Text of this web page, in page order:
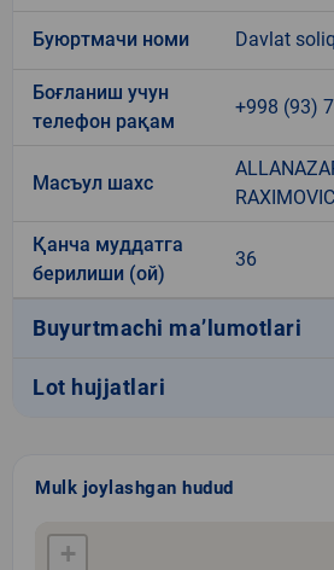
Буюртмачи номи Davlat
Боғланиш учун
телефон рақам
+998 (93)
Масъул шахс
Қанча муддатга
берилиши (ой)
36
Buyurtmachi ma’lumotlari
Lot hujjatlari
Mulk joylashgan hudud
+